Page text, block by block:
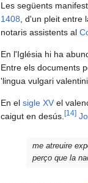
Les següents
1408, d'un pleit entre
notaris assistents al
En l'Iglésia hi ha
Entre els documents
'lingua vulgari
En el sigle XV el
caigut en desús. [14]
me atreuire
perço que la